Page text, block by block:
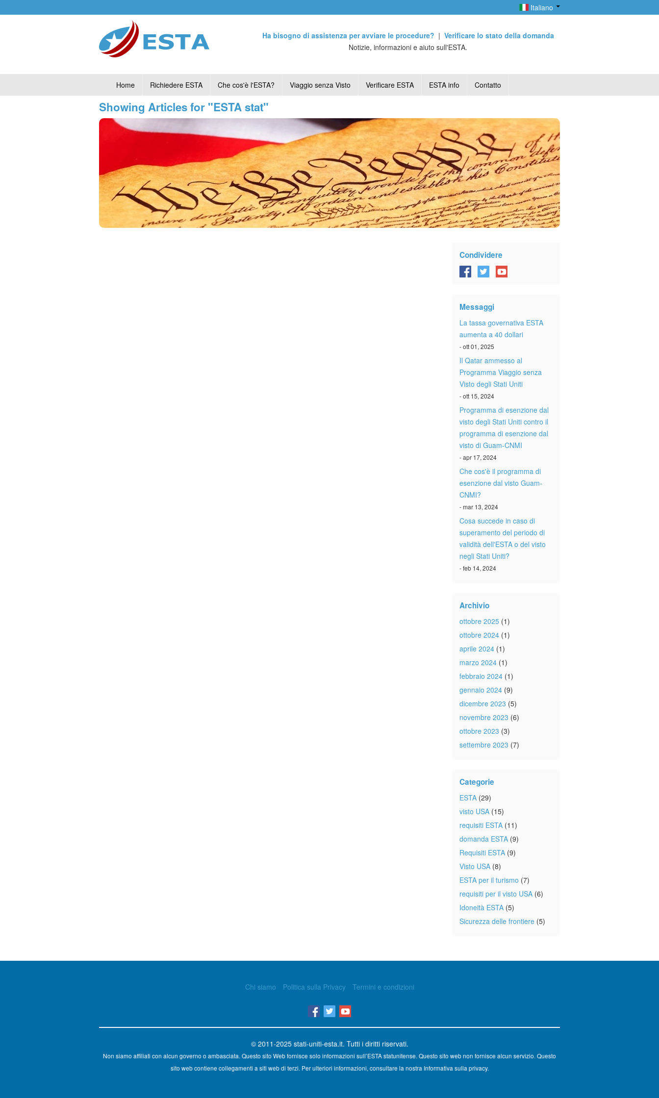
Italiano
Ha bisogno di assistenza per avviare le procedure? | Verificare lo stato della domanda
Notizie, informazioni e aiuto sull'ESTA.
Home Richiedere ESTA Che cos'è l'ESTA? Viaggio senza Visto Verificare ESTA ESTA info Contatto
Showing Articles for "ESTA stat"
Condividere
Messaggi
La tassa governativa ESTA
aumenta a 40 dollari
- ott 01, 2025
Il Qatar ammesso al
Programma Viaggio senza
Visto degli Stati Uniti
- ott 15, 2024
Programma di esenzione dal
visto degli Stati Uniti contro il
programma di esenzione dal
visto di Guam-CNMI
- apr 17, 2024
Che cos'è il programma di
esenzione dal visto Guam-
CNMI?
- mar 13, 2024
Cosa succede in caso di
superamento del periodo di
validità dell'ESTA o del visto
negli Stati Uniti?
- feb 14, 2024
Archivio
ottobre 2025 (1)
ottobre 2024 (1)
aprile 2024 (1)
marzo 2024 (1)
febbraio 2024 (1)
gennaio 2024 (9)
dicembre 2023 (5)
novembre 2023 (6)
ottobre 2023 (3)
settembre 2023 (7)
Categorie
ESTA (29)
visto USA (15)
requisiti ESTA (11)
domanda ESTA (9)
Requisiti ESTA (9)
Visto USA (8)
ESTA per il turismo (7)
requisiti per il visto USA (6)
Idoneità ESTA (5)
Sicurezza delle frontiere (5)
Chi siamo Politica sulla Privacy Termini e condizioni
© 2011-2025 stati-uniti-esta.it. Tutti i diritti riservati.
Non siamo affiliati con alcun governo o ambasciata. Questo sito Web fornisce solo informazioni sull’ESTA statunitense. Questo sito web non fornisce alcun servizio. Questo
sito web contiene collegamenti a siti web di terzi. Per ulteriori informazioni, consultare la nostra Informativa sulla privacy.